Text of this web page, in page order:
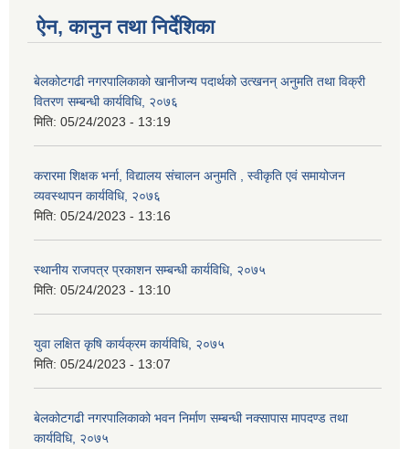
ऐन, कानुन तथा निर्देशिका
बेलकोटगढी नगरपालिकाको खानीजन्य पदार्थको उत्खनन् अनुमति तथा विक्री
वितरण सम्बन्धी कार्यविधि, २०७६
मिति: 05/24/2023 - 13:19
करारमा शिक्षक भर्ना, विद्यालय संचालन अनुमति , स्वीकृति एवं समायोजन
व्यवस्थापन कार्यविधि, २०७६
मिति: 05/24/2023 - 13:16
स्थानीय राजपत्र प्रकाशन सम्बन्धी कार्यविधि, २०७५
मिति: 05/24/2023 - 13:10
युवा लक्षित कृषि कार्यक्रम कार्यविधि, २०७५
मिति: 05/24/2023 - 13:07
बेलकोटगढी नगरपालिकाको भवन निर्माण सम्बन्धी नक्सापास मापदण्ड तथा
कार्यविधि, २०७५